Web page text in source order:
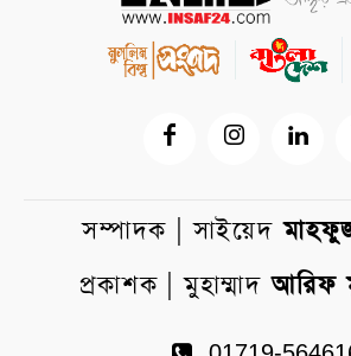
সম্পাদক | সাইয়েদ
প্রকাশক | মুহাম্মাদআরিফ